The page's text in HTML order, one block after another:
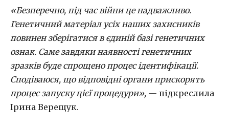
«Безперечно, під час війни це надважливо.
Генетичний матеріал усіх наших захисників
повинен зберігатися в єдиній базі генетичних
ознак. Саме завдяки наявності генетичних
зразків буде спрощено процес ідентифікації.
Сподіваюся, що відповідні органи прискорять
процес запуску цієї процедури», — підкреслила
Ірина Верещук.